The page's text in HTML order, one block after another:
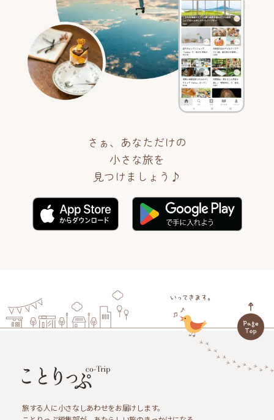
さぁ、あなただけの
小さな旅を
見つけましょう♪
旅する人に小さなしあわせをお届けします。